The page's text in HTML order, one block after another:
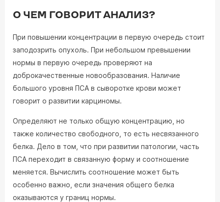
О ЧЕМ ГОВОРИТ АНАЛИЗ?
При повышении концентрации в первую очередь стоит
заподозрить опухоль. При небольшом превышении
нормы в первую очередь проверяют на
доброкачественные новообразования. Наличие
большого уровня ПСА в сыворотке крови может
говорит о развитии карциномы.
Определяют не только общую концентрацию, но
также количество свободного, то есть несвязанного
белка. Дело в том, что при развитии патологии, часть
ПСА переходит в связанную форму и соотношение
меняется. Вычислить соотношение может быть
особенно важно, если значения общего белка
оказываются у границ нормы.